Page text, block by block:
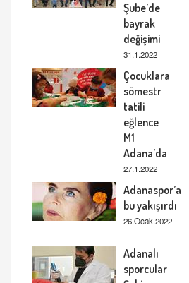
Şube’de
bayrak
değişimi
31.1.2022
Çocuklara
sömestr
tatili
eğlence
M1
Adana’da
27.1.2022
Adanaspor’a
bu yakışırdı
26.Ocak.2022
Adanalı
sporcular